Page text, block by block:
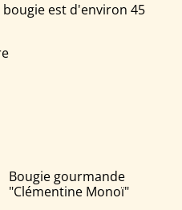
est d'environ 45
Bougie gourmande
"Clémentine Monoï"